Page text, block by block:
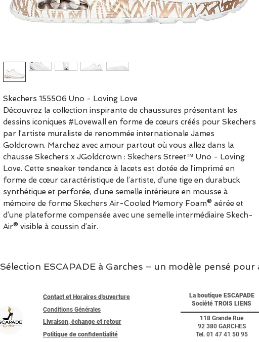
Skechers 155506 Uno - Loving Love
Découvrez la collection inspirante de chaussures présentant les
dessins iconiques #Lovewall en forme de cœurs créés pour Skechers
par l’artiste muraliste de renommée internationale James
Goldcrown. Marchez avec amour partout où vous allez dans la
chausse Skechers x JGoldcrown : Skechers Street™ Uno - Loving
Love. Cette sneaker tendance à lacets est dotée de l’imprimé en
forme de cœur caractéristique de l’artiste, d’une tige en durabuck
synthétique et perforée, d’une semelle intérieure en mousse à
mémoire de forme Skechers Air-Cooled Memory Foam® aérée et
d’une plateforme compensée avec une semelle intermédiaire Skech-
Air® visible à coussin d’air.
Sélection ESCAPADE à Garches – un modèle pensé
Contact et Horaires d'ouverture
Conditions Générales
Livraison, échange et retour
Politique de confidentialité
La boutique ESCAPADE
Société TROIS LIENS
118 Grande Rue
92 380 GARCHES
Tel. 01 47 41 50 95